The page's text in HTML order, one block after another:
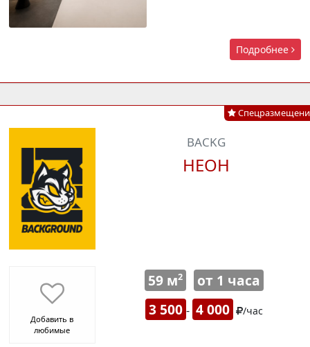
Подробнее
BACKG
НЕОН
Добавить в
любимые
59 м2
от 1 часа
3 500 - 4 000 /час